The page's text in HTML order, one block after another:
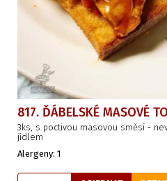
817. ĎÁBELSKÉ MASOVÉ
3ks, s poctivou masovou směsí -
jídlem
Alergeny: 1